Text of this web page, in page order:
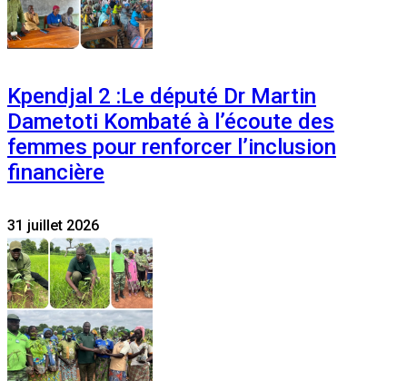
Kpendjal 2 :Le député Dr Martin
Dametoti Kombaté à l’écoute des
femmes pour renforcer l’inclusion
financière
31 juillet 2026